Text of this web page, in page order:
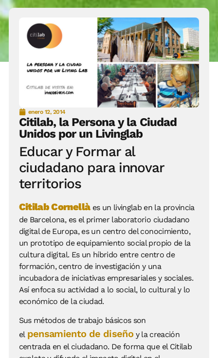
enero 12, 2014
Citilab, la Persona y la Ciudad
Unidos por un Livinglab
Educar y Formar al
ciudadano para innovar
territorios
Citilab Cornellàes un livinglab en la provincia
de Barcelona, es el primer laboratorio ciudadano
digital de Europa, es un centro del conocimiento,
un prototipo de equipamiento social propio de la
cultura digital. Es un híbrido entre centro de
formación, centro de investigación y una
incubadora de iniciativas empresariales y sociales.
Así enfoca su actividad a lo social, lo cultural y lo
económico de la ciudad.
Sus métodos de trabajo básicos son
el pensamiento de diseño y la creación
centrada en el ciudadano. De forma que el Citilab